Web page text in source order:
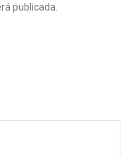
publicada.